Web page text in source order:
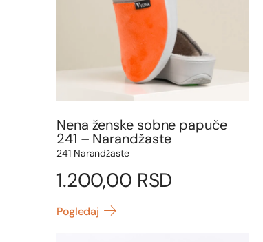
Nena ženske sobne papuče
241 – Narandžaste
241 Narandžaste
1.200,00 RSD
Pogledaj